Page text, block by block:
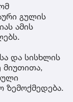
გულის
ამის
და სისხლის
მიუთითა,
ზემოქმედება.